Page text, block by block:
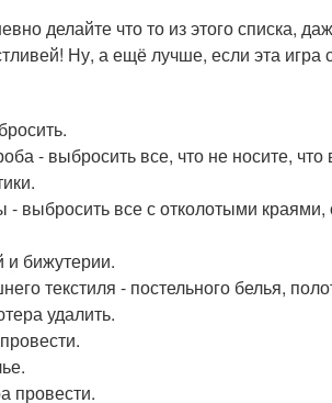
делайте что то из этого списка,
Ну, а ещё лучше, если эта
- выбросить все, что не носите,
- выбросить все с отколотыми
и бижутерии.
текстиля - постельного белья,
удалить.
провести.